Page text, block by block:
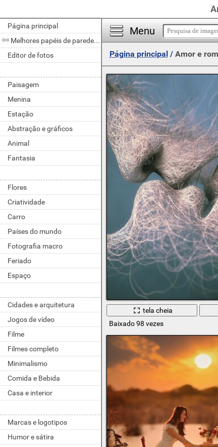
Página principal
Melhores papéis de parede do dia
Editor de fotos
Paisagem
Menina
Estação
Abstração e gráficos
Animal
Fantasia
Flores
Criatividade
Carro
Países do mundo
Fotografia macro
Feriado
Espaço
Cidades e arquitetura
Jogos de vídeo
Filme
Filmes completo
Minimalismo
Comida e Bebida
Casa e interior
Marcas e logotipos
Humor e sátira
Menu
Página principal/ Amor e
tela cheia
Baixado 98 vezes